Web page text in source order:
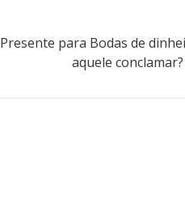
Presente para Bodas de
aquele